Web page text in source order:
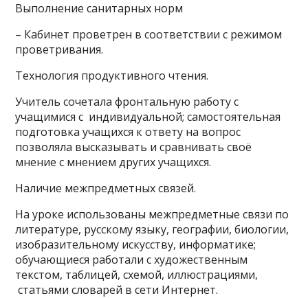
Выполнение санитарных норм
– Кабинет проветрен в соответствии с режимом
проветривания.
Технология продуктивного чтения.
Учитель сочетала фронтальную работу с
учащимися с индивидуальной; самостоятельная
подготовка учащихся к ответу на вопрос
позволяла высказывать и сравнивать своё
мнение с мнением других учащихся.
Наличие межпредметных связей.
На уроке использованы межпредметные связи по
литературе, русскому языку, географии, биологии,
изобразительному искусству, информатике;
обучающиеся работали с художественным
текстом, таблицей, схемой, иллюстрациями,
статьями словарей в сети Интернет.